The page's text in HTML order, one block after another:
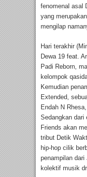
fenomenal asal
yang
mengilap
Hari terakhir
Dewa 19 feat.
Padi Reborn,
kelompok
Kemudian
Extended,
Endah N
Sedangkan dari
Friends akan
tribut Detik
hip-hop cilik
penampilan
kolektif musik